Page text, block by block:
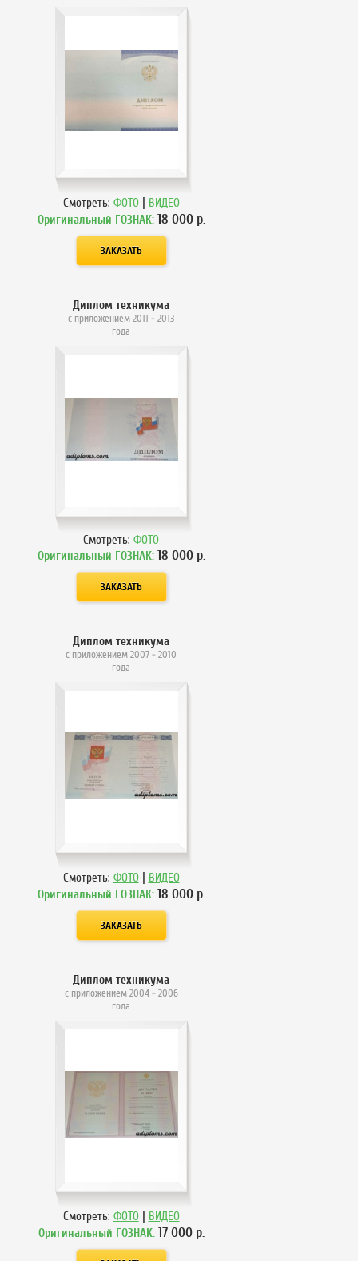
Смотреть: ФОТО | ВИДЕО
Оригинальный ГОЗНАК: 18 000р.
Диплом техникума
с приложением 2011 - 2013
года
Смотреть: ФОТО
Оригинальный ГОЗНАК: 18 000р.
Диплом техникума
с приложением 2007 - 2010
года
Смотреть: ФОТО | ВИДЕО
Оригинальный ГОЗНАК: 18 000р.
Диплом техникума
с приложением 2004 - 2006
года
Смотреть: ФОТО | ВИДЕО
Оригинальный ГОЗНАК: 17 000р.